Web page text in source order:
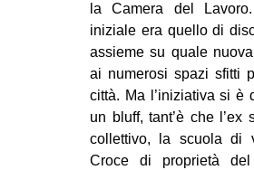
la Camera del Lavoro.
iniziale era quello di
assieme su quale
ai numerosi spazi sfitti
città. Ma l’iniziativa si è
un bluff, tant’è che l’ex
collettivo, la scuola di
Croce di proprietà del